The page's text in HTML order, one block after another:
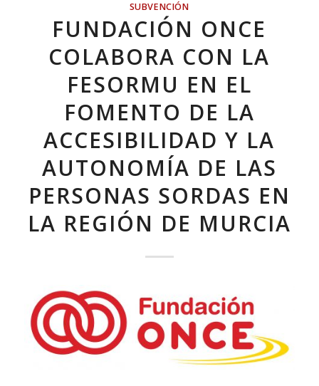
SUBVENCIÓN
FUNDACIÓN ONCE
COLABORA CON LA
FESORMU EN EL
FOMENTO DE LA
ACCESIBILIDAD Y LA
AUTONOMÍA DE LAS
PERSONAS SORDAS EN
LA REGIÓN DE MURCIA